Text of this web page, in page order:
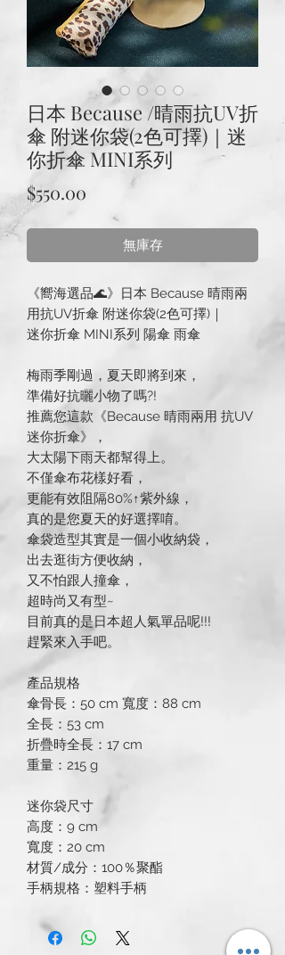
日本 Because /晴雨抗UV折
傘 附迷你袋(2色可擇)｜迷
你折傘 MINI系列
$550.00
無庫存
《嚮海選品🌊》日本 Because 晴雨兩
用抗UV折傘 附迷你袋(2色可擇)｜
迷你折傘 MINI系列 陽傘 雨傘
梅雨季剛過，夏天即將到來，
準備好抗曬小物了嗎?!
推薦您這款《Because 晴雨兩用 抗UV
迷你折傘》，
大太陽下雨天都幫得上。
不僅傘布花樣好看，
更能有效阻隔80%↑紫外線，
真的是您夏天的好選擇唷。
傘袋造型其實是一個小收納袋，
出去逛街方便收納，
又不怕跟人撞傘，
超時尚又有型~
目前真的是日本超人氣單品呢!!!
趕緊來入手吧。
產品規格
傘骨長：50 cm 寬度：88 cm
全長：53 cm
折疊時全長：17 cm
重量：215 g
迷你袋尺寸
高度：9 cm
寬度：20 cm
材質/成分：100％聚酯
手柄規格：塑料手柄